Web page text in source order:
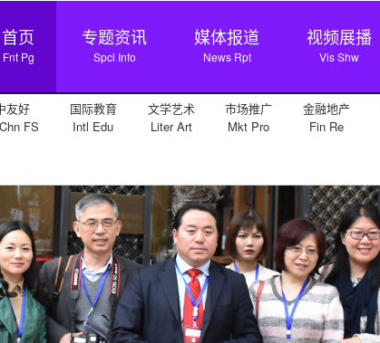
首页
Fnt Pg
专题资讯
Spcl Info
媒体报道
News Rpt
视频展播
Vis Shw
友好
FS
国际教育
Intl Edu
文学艺术
Liter Art
市场推广
Mkt Pro
金融地产
Fin Re